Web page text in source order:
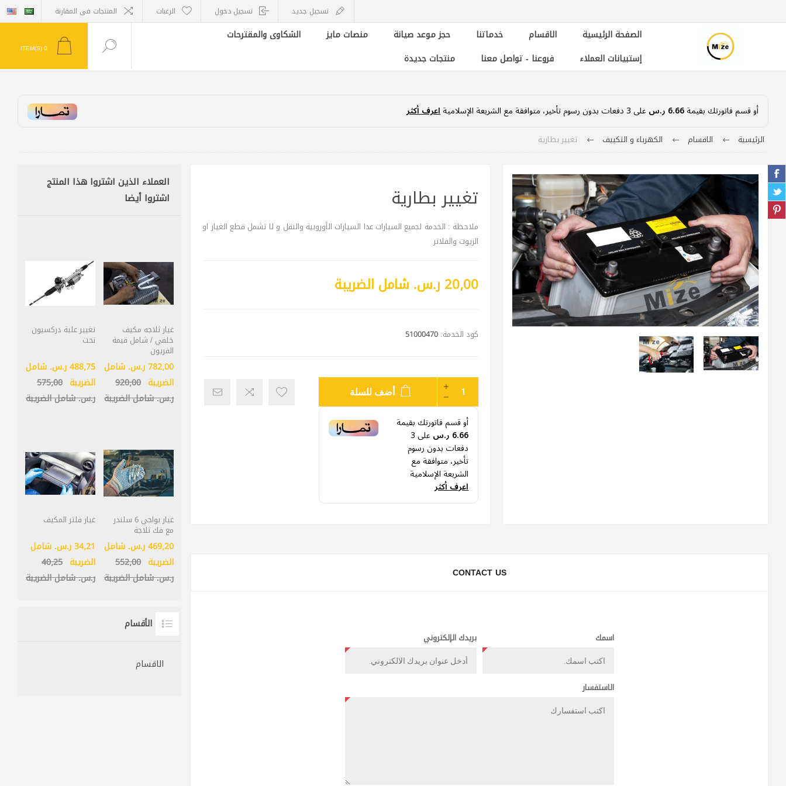
تسجيل جديد تسجيل دخول الرغبات المنتجات فى المقارنة
الصفحة الرئيسية الاقسام خدماتنا حجز موعد صيانة منصات مايز
الشكاوى والمقترحات
إستبيانات العملاء
فروعنا - تواصل معنا منتجات جديدة
0
أو قسم فاتورتك بقيمة6.66 ر.س على3دفعات بدون رسوم تأخير، متوافقة مع الشريعة الإسلاميةاعرف أكثر
الرئيسية الاقسام الكهرباء و التكييف تغيير بطارية
تغيير بطارية
ملاحظة : الخدمة لجميع السيارات عدا السيارات الأوروبية والنقل و لا تشمل قطع الغيار او
الزيوت والفلاتر
20٫00 ر.س.‏ شامل الضريبة
كود الخدمة: 51000470
أضف للسلة
أو قسم فاتورتك بقيمة
6.66 ر.س على3
دفعات بدون رسوم
تأخير، متوافقة مع
الشريعة الإسلامية
اعرف أكثر
CONTACT US
اسمك بريدك الإلكتروني
الاستفسار
العملاء الذين اشتروا هذا المنتج
اشتروا أيضا
غيار ثلاجه مكيف
خلفي / شامل قيمة
الفريون
782٫00 ر.س.‏ شامل
الضريبة 920٫00
ر.س.‏ شامل الضريبة
تغيير علبة دركسيون
تحت
488٫75 ر.س.‏ شامل
الضريبة 575٫00
ر.س.‏ شامل الضريبة
غيار بواجي 6 سلندر
مع فك ثلاجة
469٫20 ر.س.‏ شامل
الضريبة 552٫00
ر.س.‏ شامل الضريبة
غيار فلتر المكيف
34٫21 ر.س.‏ شامل
الضريبة 40٫25
ر.س.‏ شامل الضريبة
الأقسام
الاقسام